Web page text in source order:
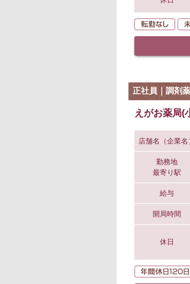
転
正社員｜調剤
えがお薬局(
店舗名（企業名
勤務地
最寄り駅
給与
開局時間
休日